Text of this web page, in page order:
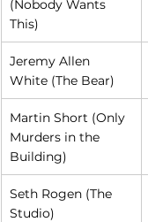
(Nobody Wants
This)
Jeremy Allen
White (The Bear)
Martin Short (Only
Murders in the
Building)
Seth Rogen (The
Studio)